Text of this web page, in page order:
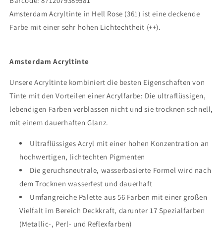
Amsterdam Acryltinte in Hell Rose (361) ist eine deckende
Farbe mit einer sehr hohen Lichtechtheit (++).
Amsterdam Acryltinte
Unsere Acryltinte kombiniert die besten Eigenschaften von
Tinte mit den Vorteilen einer Acrylfarbe: Die ultraflüssigen,
lebendigen Farben verblassen nicht und sie trocknen schnell,
mit einem dauerhaften Glanz.
Ultraflüssiges Acryl mit einer hohen Konzentration an
hochwertigen, lichtechten Pigmenten
Die geruchsneutrale, wasserbasierte Formel wird nach
dem Trocknen wasserfest und dauerhaft
Umfangreiche Palette aus 56 Farben mit einer großen
Vielfalt im Bereich Deckkraft, darunter 17 Spezialfarben
(Metallic-, Perl- und Reflexfarben)